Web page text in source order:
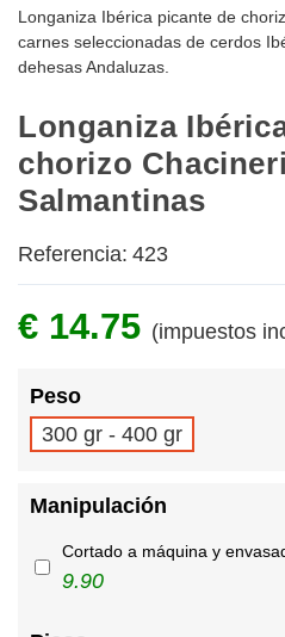
Longaniza Ibérica picante de
carnes seleccionadas de cerdos
dehesas Andaluzas.
Longaniza
chorizo
Salmantinas
Referencia: 423
€ 14.75 (impuestos
Peso
300 gr - 400 gr
Manipulación
Cortado a máquina y
9.90